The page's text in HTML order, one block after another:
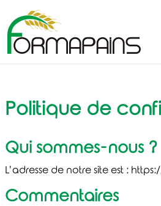
Politique de
Qui sommes-nous ?
L’adresse de notre site est :
Commentaires